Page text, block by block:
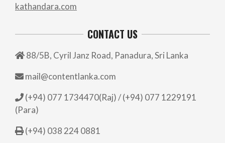
kathandara.com
CONTACT US
88/5B, Cyril Janz Road, Panadura, Sri Lanka
mail@contentlanka.com
(+94) 077 1734470(Raj) / (+94) 077 1229191
(Para)
(+94) 038 224 0881